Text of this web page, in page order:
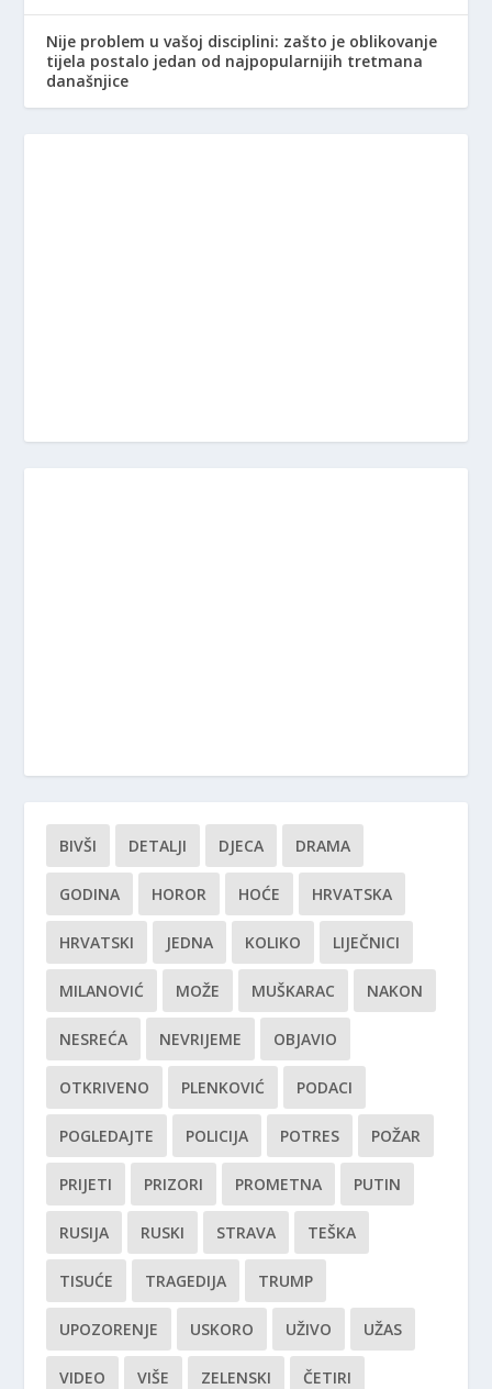
Nije problem u vašoj disciplini: zašto je oblikovanje
tijela postalo jedan od najpopularnijih tretmana
današnjice
BIVŠI DETALJI DJECA DRAMA
GODINA HOROR HOĆE HRVATSKA
HRVATSKI JEDNA KOLIKO LIJEČNICI
MILANOVIĆ MOŽE MUŠKARAC NAKON
NESREĆA NEVRIJEME OBJAVIO
OTKRIVENO PLENKOVIĆ PODACI
POGLEDAJTE POLICIJA POTRES POŽAR
PRIJETI PRIZORI PROMETNA PUTIN
RUSIJA RUSKI STRAVA TEŠKA
TISUĆE TRAGEDIJA TRUMP
UPOZORENJE USKORO UŽIVO UŽAS
VIDEO VIŠE ZELENSKI ČETIRI